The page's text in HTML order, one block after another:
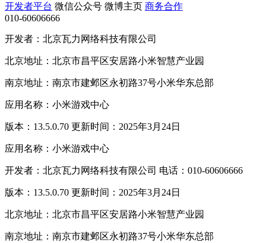
开发者平台 微信公众号 微博主页 商务合作
010-60606666
开发者：北京瓦力网络科技有限公司
北京地址：北京市昌平区安居路小米智慧产业园
南京地址：南京市建邺区永初路37号小米华东总部
应用名称：小米游戏中心
版本：13.5.0.70 更新时间：2025年3月24日
应用名称：小米游戏中心
开发者：北京瓦力网络科技有限公司 电话：010-60606666
版本：13.5.0.70 更新时间：2025年3月24日
北京地址：北京市昌平区安居路小米智慧产业园
南京地址：南京市建邺区永初路37号小米华东总部